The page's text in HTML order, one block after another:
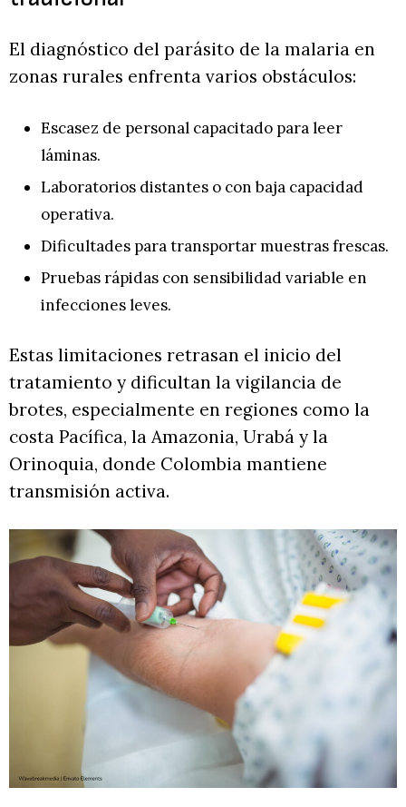
El diagnóstico del parásito de la malaria en
zonas rurales enfrenta varios obstáculos:
Escasez de personal capacitado para leer
láminas.
Laboratorios distantes o con baja capacidad
operativa.
Dificultades para transportar muestras frescas.
Pruebas rápidas con sensibilidad variable en
infecciones leves.
Estas limitaciones retrasan el inicio del
tratamiento y dificultan la vigilancia de
brotes, especialmente en regiones como la
costa Pacífica, la Amazonia, Urabá y la
Orinoquia, donde Colombia mantiene
transmisión activa.